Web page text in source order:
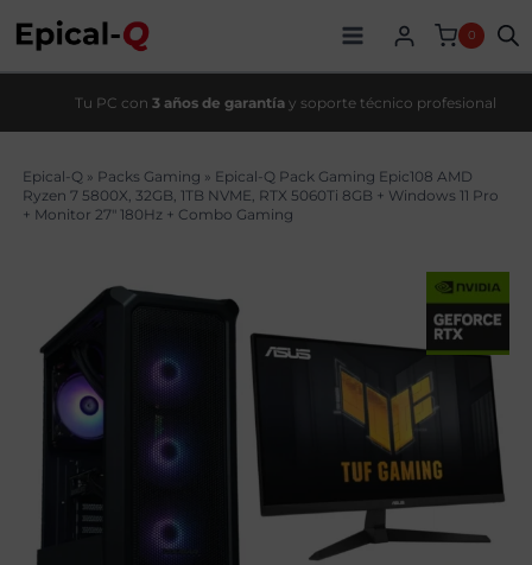
contenido
0
Tu PC con 3 años de garantía y soporte técnico profesional
Epical-Q » Packs Gaming » Epical-Q Pack Gaming Epic108 AMD
Ryzen 7 5800X, 32GB, 1TB NVME, RTX 5060Ti 8GB + Windows 11 Pro
+ Monitor 27″ 180Hz + Combo Gaming